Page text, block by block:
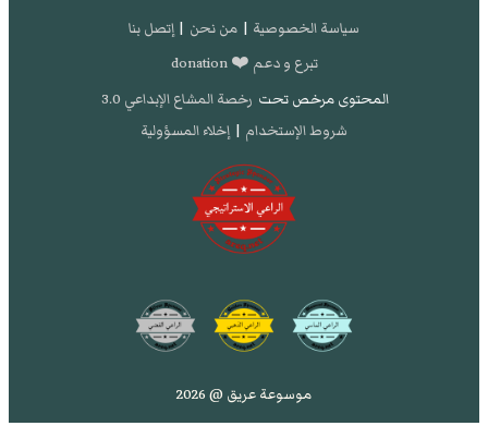
سياسة الخصوصية | من نحن | إتصل بنا
تبرع و دعم ❤️ donation
المحتوى مرخص تحت رخصة المشاع الإبداعي 3.0
شروط الإستخدام | إخلاء المسؤولية
موسوعة عريق @ 2026